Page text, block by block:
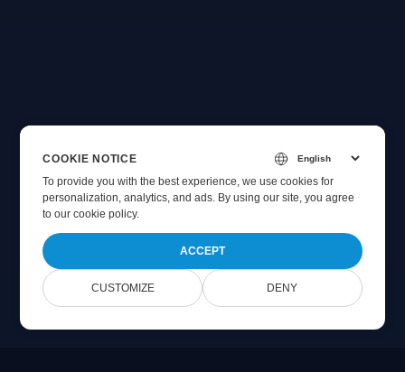
COOKIE NOTICE
To provide you with the best experience, we use cookies for
personalization, analytics, and ads. By using our site, you agree
toour cookie policy.
ACCEPT
CUSTOMIZE DENY